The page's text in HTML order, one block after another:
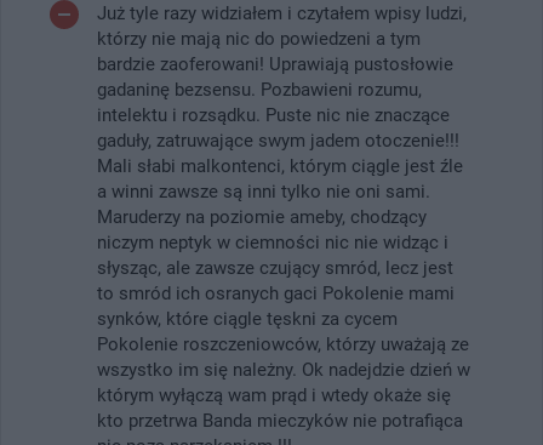
Już tyle razy widziałem i czytałem wpisy ludzi,
którzy nie mają nic do powiedzeni a tym
bardzie zaoferowani! Uprawiają pustosłowie
gadaninę bezsensu. Pozbawieni rozumu,
intelektu i rozsądku. Puste nic nie znaczące
gaduły, zatruwające swym jadem otoczenie!!!
Mali słabi malkontenci, którym ciągle jest źle
a winni zawsze są inni tylko nie oni sami.
Maruderzy na poziomie ameby, chodzący
niczym neptyk w ciemności nic nie widząc i
słysząc, ale zawsze czujący smród, lecz jest
to smród ich osranych gaci Pokolenie mami
synków, które ciągle tęskni za cycem
Pokolenie roszczeniowców, którzy uważają ze
wszystko im się należny. Ok nadejdzie dzień w
którym wyłączą wam prąd i wtedy okaże się
kto przetrwa Banda mieczyków nie potrafiąca